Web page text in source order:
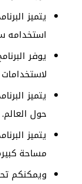
يتميز
استخدامه
يوفر
يتميز
حول العالم.
يتميز
مساحة
ويمكنكم